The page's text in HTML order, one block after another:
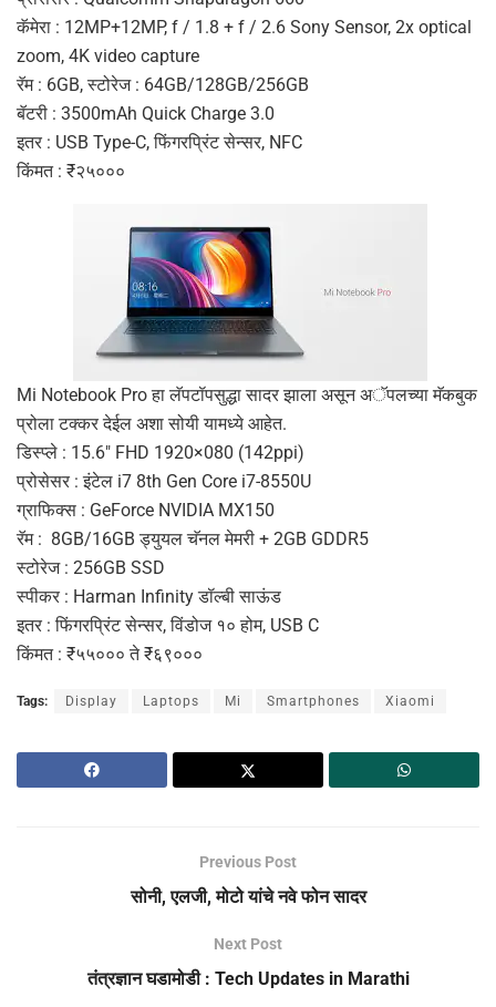
कॅमेरा : 12MP+12MP, f / 1.8 + f / 2.6 Sony Sensor, 2x optical
zoom, 4K video capture
रॅम : 6GB, स्टोरेज : 64GB/128GB/256GB
बॅटरी : 3500mAh Quick Charge 3.0
इतर : USB Type-C, फिंगरप्रिंट सेन्सर, NFC
किंमत : ₹२५०००
Mi Notebook Pro हा लॅपटॉपसुद्धा सादर झाला असून अॅपलच्या मॅकबुक
प्रोला टक्कर देईल अशा सोयी यामध्ये आहेत.
डिस्प्ले : 15.6″ FHD 1920×080 (142ppi)
प्रोसेसर : इंटेल i7 8th Gen Core i7-8550U
ग्राफिक्स : GeForce NVIDIA MX150
रॅम : 8GB/16GB ड्युयल चॅनल मेमरी + 2GB GDDR5
स्टोरेज : 256GB SSD
स्पीकर : Harman Infinity डॉल्बी साऊंड
इतर : फिंगरप्रिंट सेन्सर, विंडोज १० होम, USB C
किंमत : ₹५५००० ते ₹६९०००
Tags: Display Laptops Mi Smartphones Xiaomi
Previous Post
सोनी, एलजी, मोटो यांचे नवे फोन सादर
Next Post
तंत्रज्ञान घडामोडी : Tech Updates in Marathi